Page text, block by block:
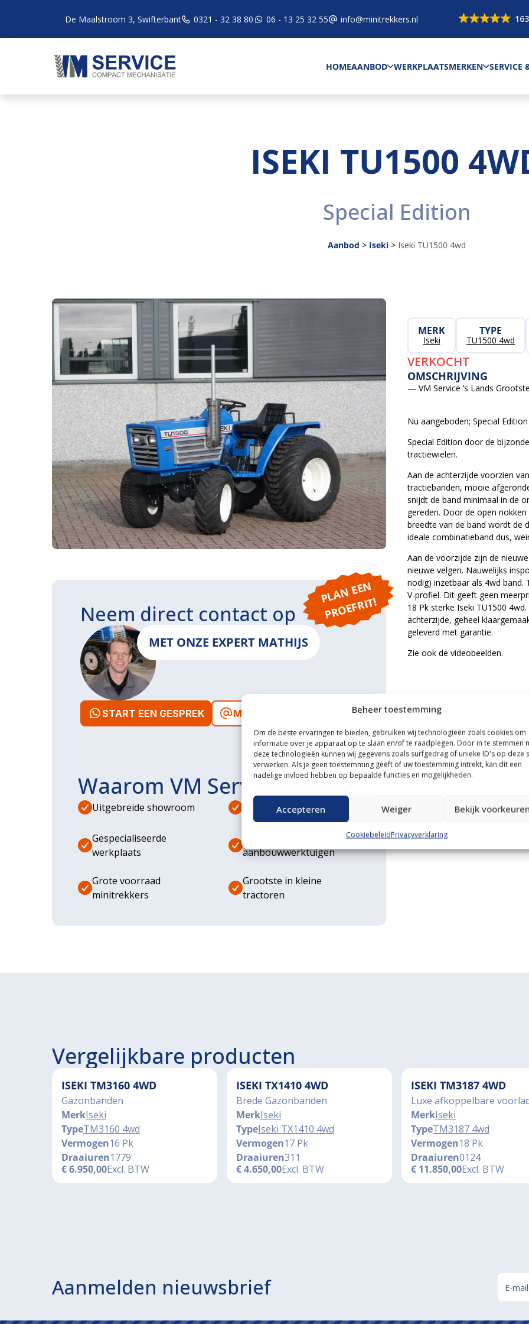
Beheer toestemming
Om de beste ervaringen te bieden, gebruiken wij technologieën zoals cookies om
informatie over je apparaat op te slaan en/of te raadplegen. Door in te stemmen
deze technologieën kunnen wij gegevens zoals surfgedrag of unieke ID's op deze
verwerken. Als je geen toestemming geeft of uw toestemming intrekt, kan dit een
nadelige invloed hebben op bepaalde functies en mogelijkheden.
Accepteren Weiger Bekijk
CookiebeleidPrivacyverklaring
De Maalstroom 3, Swifterbant 0321 - 32 38 80 06 - 13 25 32 55 info@minitrekkers.nl
HOMEAANBOD WERKPLAATSMERKEN SERVICE
ISEKI TU1500
Special Edition
Aanbod > Iseki > Iseki TU1500 4wd
MERK
Iseki
TYPE
TU1500 4wd
VERKOCHT
OMSCHRIJVING
— VM Service ’s Lands
Nu aangeboden; Special
Special Edition door de
tractiewielen.
Aan de achterzijde voorzien
tractiebanden, mooie
snijdt de band minimaal in de
gereden. Door de open
breedte van de band wordt de
ideale combinatieband dus,
Aan de voorzijde zijn de
nieuwe velgen. Nauwelijks
nodig) inzetbaar als 4wd band.
V-profiel. Dit geeft geen
18 Pk sterke Iseki TU1500
achterzijde, geheel
geleverd met garantie.
Zie ook de videobeelden.
P
L
A
N
E
E
N
P
R
O
E
F
RI
T!
Neem direct contact op
MET ONZE EXPERT MATHIJS
START EEN GESPREK MAIL ONS
Waarom VM Service
Uitgebreide showroom Eigen transportservice
Gespecialiseerde
werkplaats
aanbouwwerktuigen
Grote voorraad
minitrekkers
Grootste in kleine
tractoren
Vergelijkbare producten
ISEKI TM3160 4WD
Gazonbanden
MerkIseki
TypeTM3160 4wd
Vermogen16 Pk
Draaiuren1779
€6.950,00Excl. BTW
ISEKI TX1410 4WD
Brede Gazonbanden
MerkIseki
TypeIseki TX1410 4wd
Vermogen17 Pk
Draaiuren311
€4.650,00Excl. BTW
ISEKI TM3187 4WD
Luxe afkoppelbare
MerkIseki
TypeTM3187 4wd
Vermogen18 Pk
Draaiuren0124
€ 11.850,00Excl. BTW
Aanmelden nieuwsbrief